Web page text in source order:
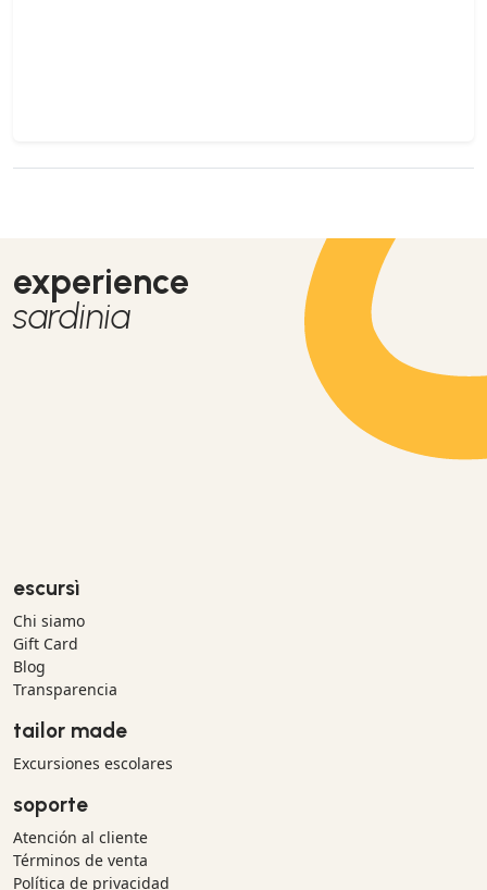
experience
sardinia
escursì
Chi siamo
Gift Card
Blog
Transparencia
tailor made
Excursiones escolares
soporte
Atención al cliente
Términos de venta
Política de privacidad